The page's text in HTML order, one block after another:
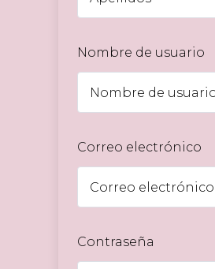
Nombre de usuario
Correo electrónico
Contraseña